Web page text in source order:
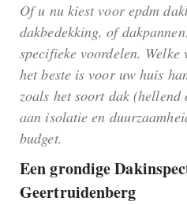
Of u nu kiest voor epdm
dakbedekking, of
specifieke voordelen.
het beste is voor uw huis
zoals het soort dak (hellend
aan isolatie en
budget.
Een grondige
Geertruidenberg